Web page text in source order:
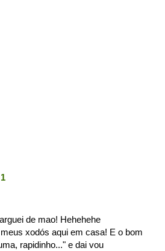
1
de mao! Hehehehe
xodós aqui em casa! E o bom
rapidinho..." e dai vou